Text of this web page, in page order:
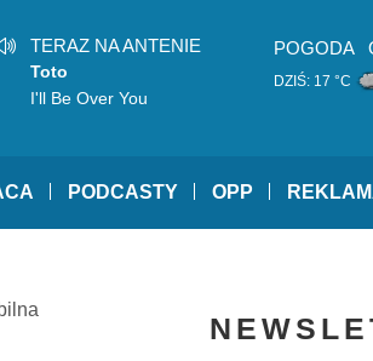
TERAZ NA ANTENIE
Toto
I'll Be Over You
POGODA
DZIŚ: 17 °C
PODCASTY OPP